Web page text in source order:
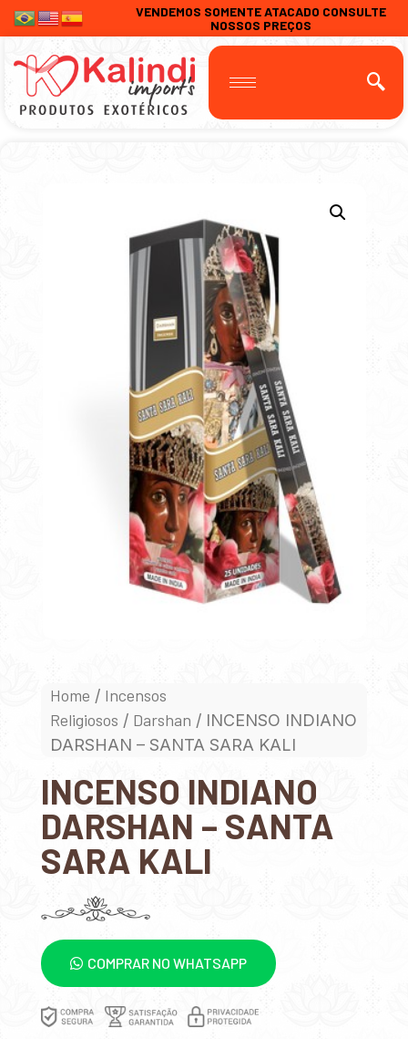
VENDEMOS SOMENTE ATACADO CONSULTE
NOSSOS PREÇOS
Home / Incensos
Religiosos / Darshan / INCENSO INDIANO
DARSHAN – SANTA SARA KALI
INCENSO INDIANO
DARSHAN – SANTA
SARA KALI
COMPRAR NO WHATSAPP